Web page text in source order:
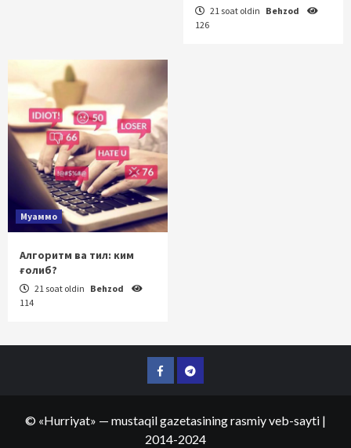
21 soat oldin Behzod
126
Муаммо
Алгоритм ва тил: ким
ғолиб?
21 soat oldin Behzod
114
FacebookTelegram
© «Hurriyat» — mustaqil gazetasining rasmiy veb-sayti |
2014-2024